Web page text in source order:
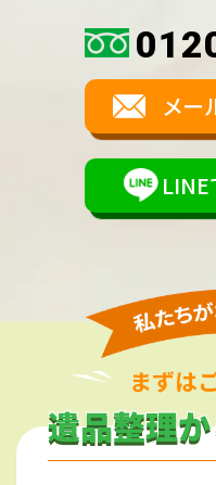
メー
まずは
遺品整理
遺品整理